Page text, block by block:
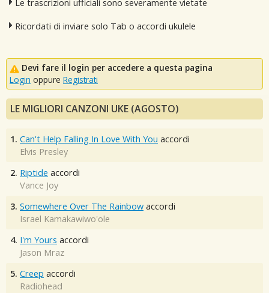
Le trascrizioni ufficiali sono severamente vietate
Ricordati di inviare solo Tab o accordi ukulele
Devi fare il login per accedere a questa pagina
Login oppure Registrati
LE MIGLIORI CANZONI UKE (AGOSTO)
1. Can't Help Falling In Love With You accordi
Elvis Presley
2. Riptide accordi
Vance Joy
3. Somewhere Over The Rainbow accordi
Israel Kamakawiwo'ole
4. I'm Yours accordi
Jason Mraz
5. Creep accordi
Radiohead